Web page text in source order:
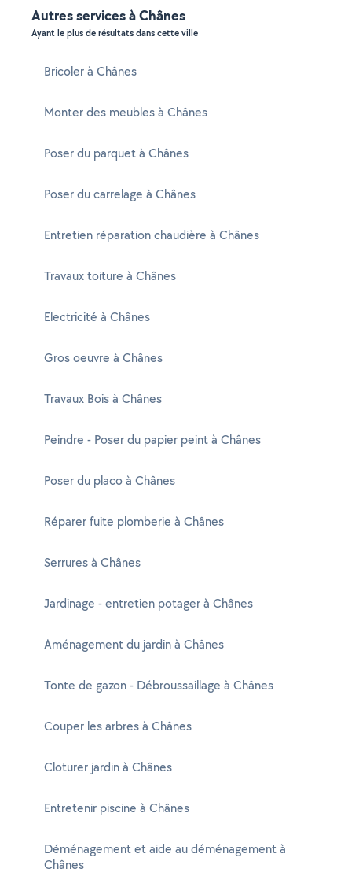
Autres services à Chânes
Ayant le plus de résultats dans cette ville
Bricoler à Chânes
Monter des meubles à Chânes
Poser du parquet à Chânes
Poser du carrelage à Chânes
Entretien réparation chaudière à Chânes
Travaux toiture à Chânes
Electricité à Chânes
Gros oeuvre à Chânes
Travaux Bois à Chânes
Peindre - Poser du papier peint à Chânes
Poser du placo à Chânes
Réparer fuite plomberie à Chânes
Serrures à Chânes
Jardinage - entretien potager à Chânes
Aménagement du jardin à Chânes
Tonte de gazon - Débroussaillage à Chânes
Couper les arbres à Chânes
Cloturer jardin à Chânes
Entretenir piscine à Chânes
Déménagement et aide au déménagement à
Chânes